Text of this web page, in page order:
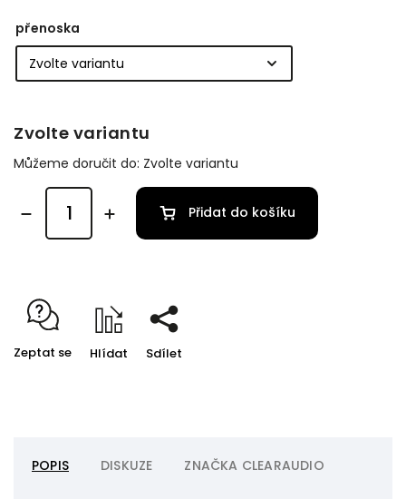
přenoska
Zvolte variantu
Můžeme doručit do: Zvolte variantu
Přidat do košíku
Zeptat se Hlídat Sdílet
POPIS DISKUZE ZNAČKA CLEARAUDIO